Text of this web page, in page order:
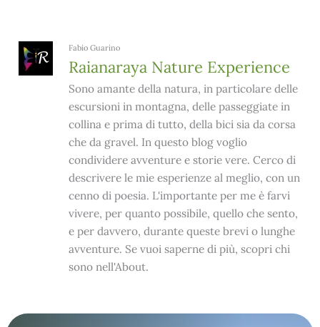
Fabio Guarino
Raianaraya Nature Experience
Sono amante della natura, in particolare delle
escursioni in montagna, delle passeggiate in
collina e prima di tutto, della bici sia da corsa
che da gravel. In questo blog voglio
condividere avventure e storie vere. Cerco di
descrivere le mie esperienze al meglio, con un
cenno di poesia. L'importante per me è farvi
vivere, per quanto possibile, quello che sento,
e per davvero, durante queste brevi o lunghe
avventure. Se vuoi saperne di più, scopri chi
sono nell'About.